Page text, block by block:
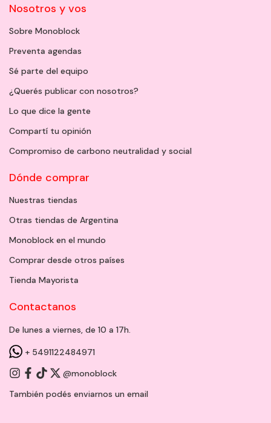
Nosotros y vos
Sobre Monoblock
Preventa agendas
Sé parte del equipo
¿Querés publicar con nosotros?
Lo que dice la gente
Compartí tu opinión
Compromiso de carbono neutralidad y social
Dónde comprar
Nuestras tiendas
Otras tiendas de Argentina
Monoblock en el mundo
Comprar desde otros países
Tienda Mayorista
Contactanos
De lunes a viernes, de 10 a 17h.
+ 5491122484971
@monoblock
También podés enviarnos un email